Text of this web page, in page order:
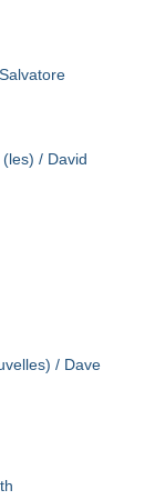
/ David
/ Dave